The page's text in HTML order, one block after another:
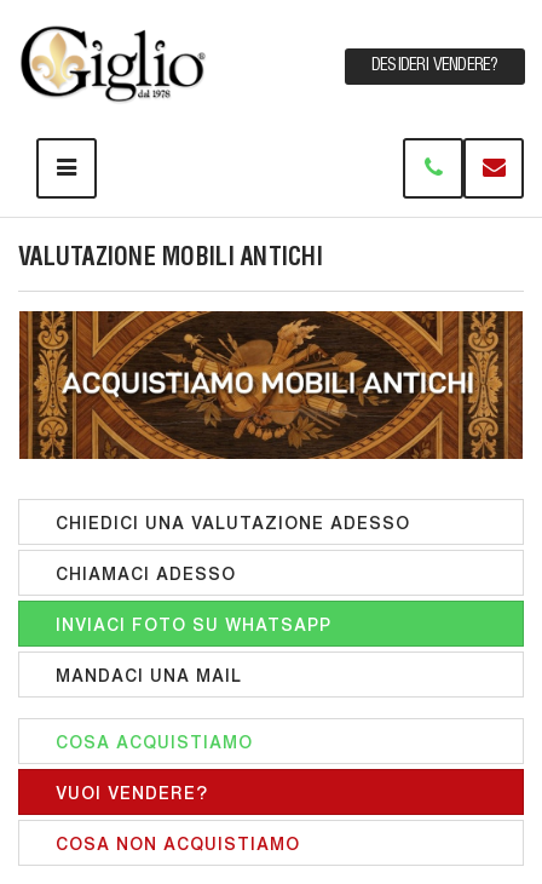
DESIDERI VENDERE?
VALUTAZIONE MOBILI ANTICHI
CHIEDICI UNA VALUTAZIONE ADESSO
CHIAMACI ADESSO
INVIACI FOTO SU WHATSAPP
MANDACI UNA MAIL
COSA ACQUISTIAMO
VUOI VENDERE?
COSA NON ACQUISTIAMO